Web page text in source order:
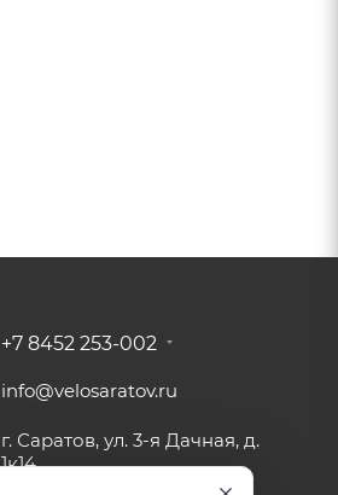
+7 8452 253-002
info@velosaratov.ru
г. Саратов, ул. 3-я Дачная, д.
1к14